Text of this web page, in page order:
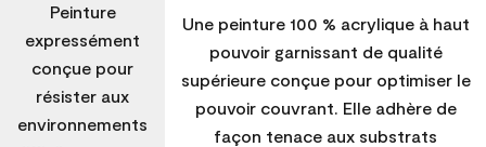
Peinture
expressément
conçue pour
résister aux
environnements
Une peinture 100 % acrylique à haut
pouvoir garnissant de qualité
supérieure conçue pour optimiser le
pouvoir couvrant. Elle adhère de
façon tenace aux substrats